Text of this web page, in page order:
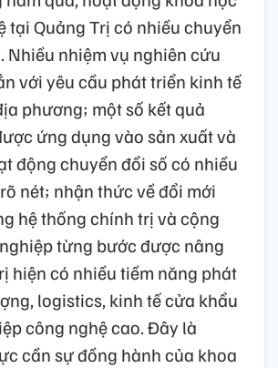
tại Quảng Trị có nhiều chuyển
Nhiều nhiệm vụ nghiên cứu
với yêu cầu phát triển kinh tế
phương; một số kết quả
ứng dụng vào sản xuất và
động chuyển đổi số có nhiều
nét; nhận thức về đổi mới
hệ thống chính trị và cộng
từng bước được nâng
hiện có nhiều tiềm năng phát
logistics, kinh tế cửa khẩu
công nghệ cao. Đây là
cần sự đồng hành của khoa